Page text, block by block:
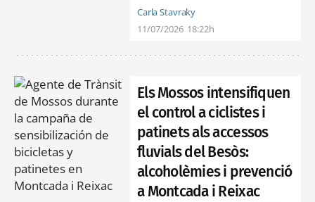
Carla Stavraky
11/07/2026 18:22h
Els Mossos intensifiquen
el control a ciclistes i
patinets als accessos
fluvials del Besòs:
alcoholèmies i prevenció
a Montcada i Reixac